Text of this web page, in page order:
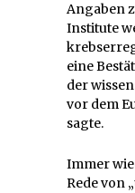
Angaben
Institute
eine
der
vor dem
sagte.
Immer
Rede von